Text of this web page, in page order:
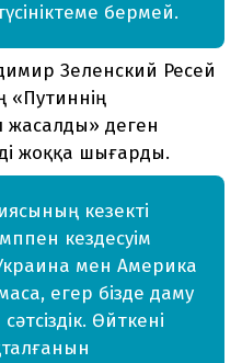
бермей.
Зеленский Ресей
«Путиннің
деген
жоққа шығарды.
кезекті
кездесуім
мен Америка
егер бізде даму
Өйткені